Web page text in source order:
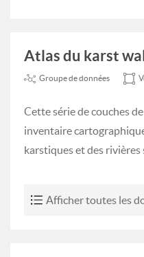
Atlas du karst
Groupe de données
Cette série de couches
inventaire
karstiques et des
Afficher toutes les